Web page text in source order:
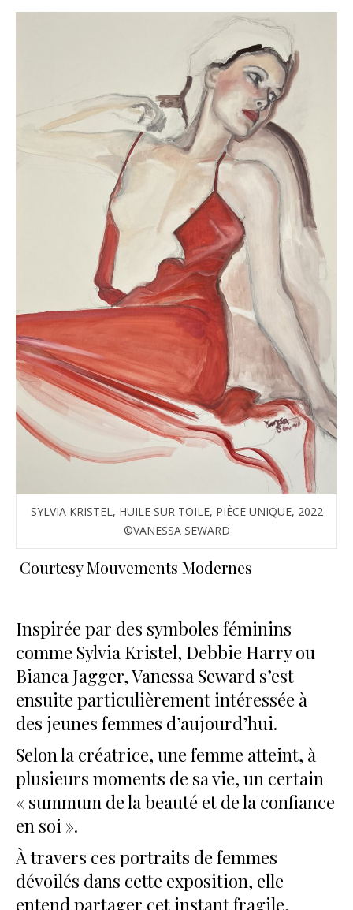
SYLVIA KRISTEL, HUILE SUR TOILE, PIÈCE UNIQUE, 2022
©VANESSA SEWARD
Courtesy Mouvements Modernes
Inspirée par des symboles féminins
comme Sylvia Kristel, Debbie Harry ou
Bianca Jagger, Vanessa Seward s’est
ensuite particulièrement intéressée à
des jeunes femmes d’aujourd’hui.
Selon la créatrice, une femme atteint, à
plusieurs moments de sa vie, un certain
« summum de la beauté et de la confiance
en soi ».
À travers ces portraits de femmes
dévoilés dans cette exposition, elle
entend partager cet instant fragile,